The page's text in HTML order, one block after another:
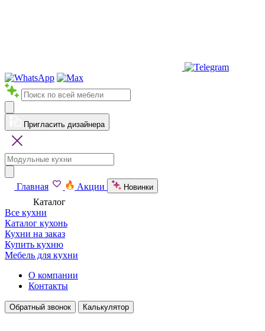
Пригласить дизайнера
Главная Акции Новинки
Каталог
Все кухни
Каталог кухонь
Кухни на заказ
Купить кухню
Мебель для кухни
О компании
Контакты
Обратный звонок Калькулятор